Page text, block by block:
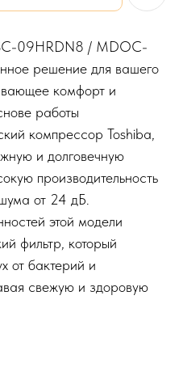
09HRDN8 / MDOC-
решение для вашего
комфорт и
работы
компрессор Toshiba,
и долговечную
производительность
от 24 дБ.
этой модели
фильтр, который
от бактерий и
свежую и здоровую